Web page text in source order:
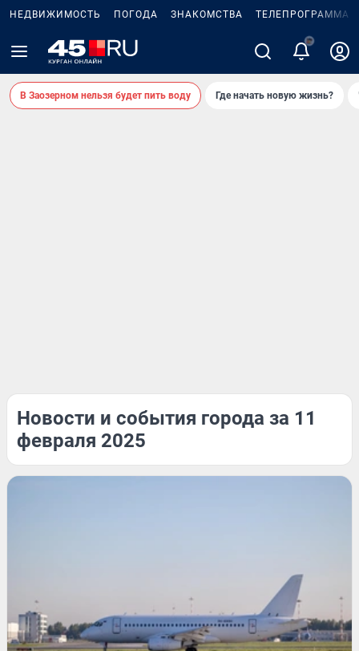
НЕДВИЖИМОСТЬ ПОГОДА ЗНАКОМСТВА ТЕЛЕПРОГРАММА
В Заозерном нельзя будет пить воду Где начать новую жизнь?
Новости и события города за 11
февраля 2025